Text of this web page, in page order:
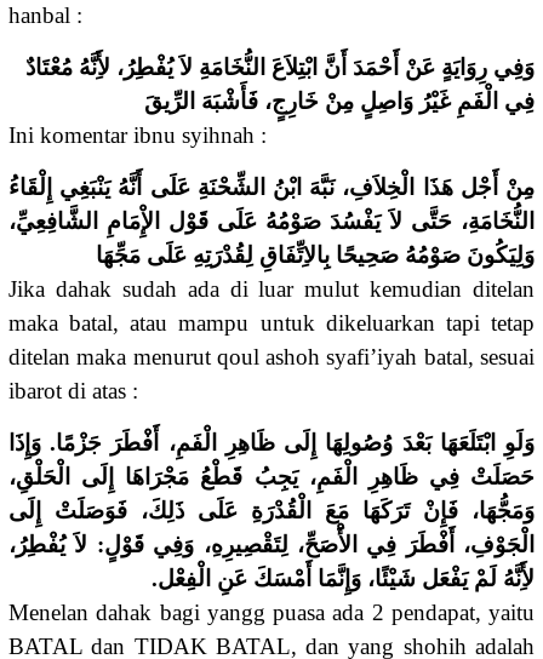
hanbal :
وَفِي رِوَايَةٍ عَنْ أَحْمَدَ أَنَّ ابْتِلاَعَ النُّخَامَةِ لاَ يُفْطِرُ، لأَِنَّهُ مُعْتَادٌ
فِي الْفَمِ غَيْرُ وَاصِلٍ مِنْ خَارِجٍ، فَأَشْبَهَ الرِّيقَ
Ini komentar ibnu syihnah :
مِنْ أَجْل هَذَا الْخِلاَفِ، نَبَّهَ ابْنُ الشِّحْنَةِ عَلَى أَنَّهُ يَنْبَغِي إِلْقَاءُ
النُّخَامَةِ، حَتَّى لاَ يَفْسُدَ صَوْمُهُ عَلَى قَوْل الإِْمَامِ الشَّافِعِيِّ،
وَلِيَكُونَ صَوْمُهُ صَحِيحًا بِالاِتِّفَاقِ لِقُدْرَتِهِ عَلَى مَجِّهَا
Jika dahak sudah ada di luar mulut kemudian ditelan
maka batal, atau mampu untuk dikeluarkan tapi tetap
ditelan maka menurut qoul ashoh syafi’iyah batal, sesuai
ibarot di atas :
وَلَوِ ابْتَلَعَهَا بَعْدَ وُصُولِهَا إِلَى ظَاهِرِ الْفَمِ، أَفْطَرَ جَزْمًا. وَإِذَا
حَصَلَتْ فِي ظَاهِرِ الْفَمِ، يَجِبُ قَطْعُ مَجْرَاهَا إِلَى الْحَلْقِ،
وَمَجُّهَا، فَإِنْ تَرَكَهَا مَعَ الْقُدْرَةِ عَلَى ذَلِكَ، فَوَصَلَتْ إِلَى
الْجَوْفِ، أَفْطَرَ فِي الأَْصَحِّ، لِتَقْصِيرِهِ، وَفِي قَوْلٍ: لاَ يُفْطِرُ،
لأَِنَّهُ لَمْ يَفْعَل شَيْئًا، وَإِنَّمَا أَمْسَكَ عَنِ الْفِعْل.
Menelan dahak bagi yangg puasa ada 2 pendapat, yaitu
BATAL dan TIDAK BATAL, dan yang shohih adalah